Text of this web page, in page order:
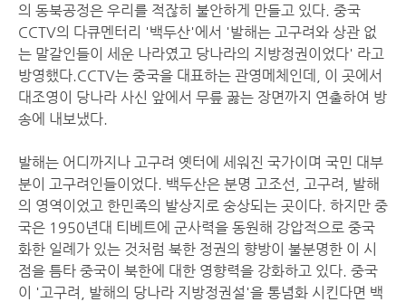
의 동북공정은 우리를 적잖히 불안하게 만들고 있다. 중국
CCTV의 다큐멘터리 '백두산'에서 '발해는 고구려와 상관 없
는 말갈인들이 세운 나라였고 당나라의 지방정권이었다' 라고
방영했다.CCTV는 중국을 대표하는 관영메체인데, 이 곳에서
대조영이 당나라 사신 앞에서 무릎 꿇는 장면까지 연출하여 방
송에 내보냈다.
발해는 어디까지나 고구려 옛터에 세워진 국가이며 국민 대부
분이 고구려인들이었다. 백두산은 분명 고조선, 고구려, 발해
의 영역이었고 한민족의 발상지로 숭상되는 곳이다. 하지만 중
국은 1950년대 티베트에 군사력을 동원해 강압적으로 중국
화한 일례가 있는 것처럼 북한 정권의 향방이 불분명한 이 시
점을 틈타 중국이 북한에 대한 영향력을 강화하고 있다. 중국
이 '고구려, 발해의 당나라 지방정권설'을 통념화 시킨다면 백